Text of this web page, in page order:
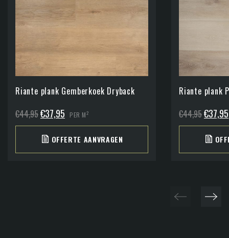
Riante plank Gemberkoek Dryback
€44,95Oorspronkelijke
prijs
was:
€44,95.
€37,95 Huidige
prijs
is:
€37,95.
PER M2
OFFERTE AANVRAGEN
Riante plank
€44,95
prijs
was:
€37,95